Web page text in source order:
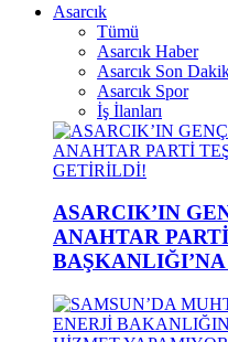
Asarcık
Tümü
Asarcık Haber
Asarcık Son
Asarcık Spor
İş İlanları
ASARCIK’IN
ANAHTAR